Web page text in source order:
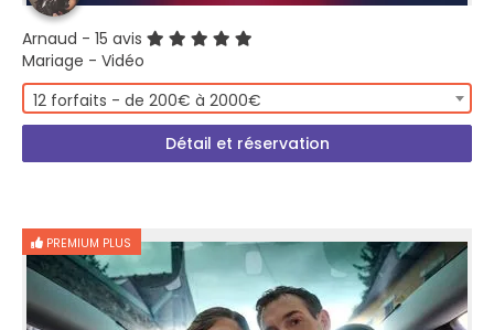
Arnaud - 15 avis
Mariage - Vidéo
12 forfaits - de 200€ à 2000€
Détail et réservation
PREMIUM PLUS